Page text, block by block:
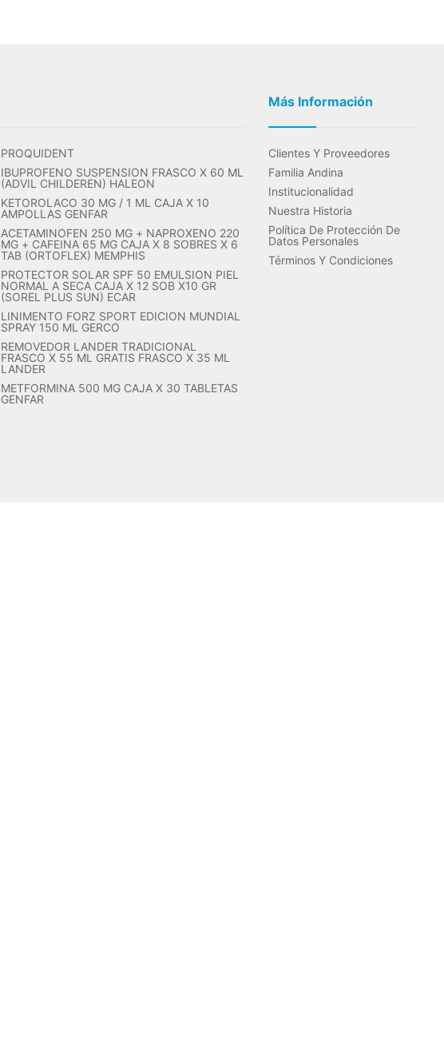
PROQUIDENT
IBUPROFENO SUSPENSION FRASCO X 60 ML
(ADVIL CHILDEREN) HALEON
KETOROLACO 30 MG / 1 ML CAJA X 10
AMPOLLAS GENFAR
ACETAMINOFEN 250 MG + NAPROXENO 220
MG + CAFEINA 65 MG CAJA X 8 SOBRES X 6
TAB (ORTOFLEX) MEMPHIS
PROTECTOR SOLAR SPF 50 EMULSION PIEL
NORMAL A SECA CAJA X 12 SOB X10 GR
(SOREL PLUS SUN) ECAR
LINIMENTO FORZ SPORT EDICION MUNDIAL
SPRAY 150 ML GERCO
REMOVEDOR LANDER TRADICIONAL
FRASCO X 55 ML GRATIS FRASCO X 35 ML
LANDER
METFORMINA 500 MG CAJA X 30 TABLETAS
GENFAR
Más Información
Clientes Y Proveedores
Familia Andina
Institucionalidad
Nuestra Historia
Política De Protección De
Datos Personales
Términos Y Condiciones